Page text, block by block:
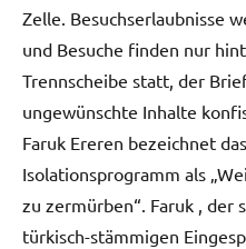
Zelle. Besuchserlaubnisse
und Besuche finden nur
Trennscheibe statt, der
ungewünschte Inhalte
Faruk Ereren bezeichnet
Isolationsprogramm als
zu zermürben“. Faruk , der
türkisch-stämmigen